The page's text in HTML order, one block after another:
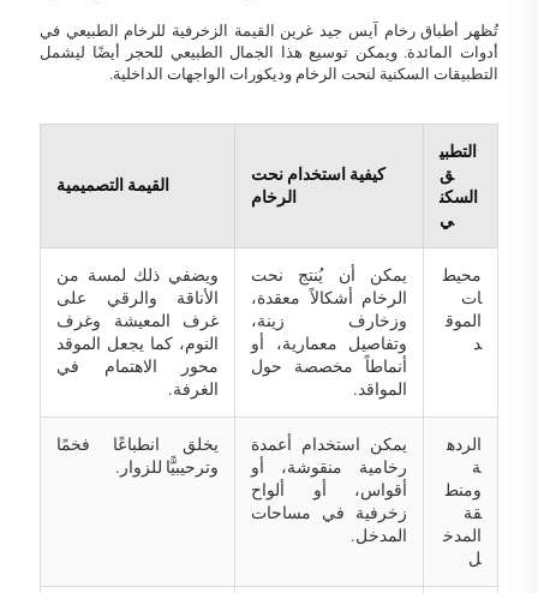
تُظهر أطباق رخام آيس جيد غرين القيمة الزخرفية للرخام الطبيعي في
أدوات المائدة. ويمكن توسيع هذا الجمال الطبيعي للحجر أيضًا ليشمل
التطبيقات السكنية لنحت الرخام وديكورات الواجهات الداخلية.
التطبي
ق
السكن
ي
كيفية استخدام نحت
الرخام
القيمة التصميمية
محيط
ات
الموق
د
يمكن أن يُنتج نحت
الرخام أشكالاً معقدة،
وزخارف زينة،
وتفاصيل معمارية، أو
أنماطاً مخصصة حول
المواقد.
ويضفي ذلك لمسة من
الأناقة والرقي على
غرف المعيشة وغرف
النوم، كما يجعل الموقد
محور الاهتمام في
الغرفة.
الرده
ة
ومنط
قة
المدخ
ل
يمكن استخدام أعمدة
رخامية منقوشة، أو
أقواس، أو ألواح
زخرفية في مساحات
المدخل.
يخلق انطباعًا فخمًا
وترحيبيًّا للزوار.